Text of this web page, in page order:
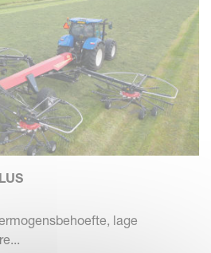
lage